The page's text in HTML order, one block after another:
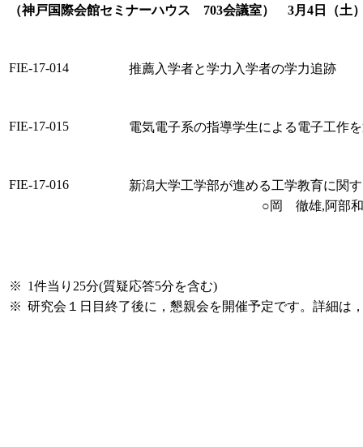
（神戸国際会館セミナーハウス 703会議室） 3月4日（
FIE-17-014 推薦入学者と学力入学者の学力追跡
FIE-17-015 電気電子系の指導学生による電子工作
FIE-17-016
新潟大学工学部が進める工学教育に関
○岡 徹雄,阿部
※ 1件当り25分(質疑応答5分を含む)
※ 研究会１日目終了後に，懇親会を開催予定です。詳細は